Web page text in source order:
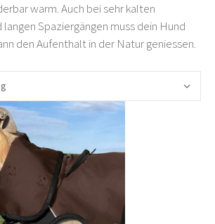
warm. Auch bei sehr kalten
Spaziergängen muss dein Hund
den Aufenthalt in der Natur geniessen.